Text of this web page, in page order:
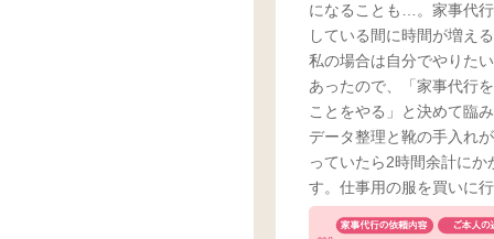
になることも…。家事代
している間に時間が増え
私の場合は自分でやりた
あったので、「家事代行
ことをやる」と決めて臨
データ整理と靴の手入れ
っていたら2時間余計に
す。仕事用の服を買いに